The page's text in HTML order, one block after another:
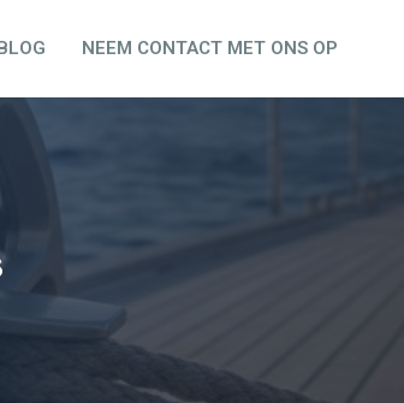
NEEM CONTACT MET ONS OP